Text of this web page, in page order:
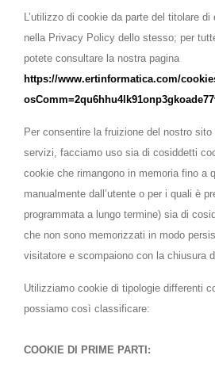
L’utilizzo di cookie da parte del titolare
nella Privacy Policy dello stesso; per
potete consultare la nostra pagina
https://www.ertinformatica.com/
Per consentire la fruizione del nostro sito
servizi, facciamo uso sia di cosiddetti
cookie che rimangono in memoria fino a
manualmente dall’utente o per i quali è
programmata a lungo termine) sia di
che non sono memorizzati in modo
visitatore e scompaiono con la chiusura
Utilizziamo cookie di tipologie differenti
possiamo così classificare:
COOKIE DI PRIME PARTI: